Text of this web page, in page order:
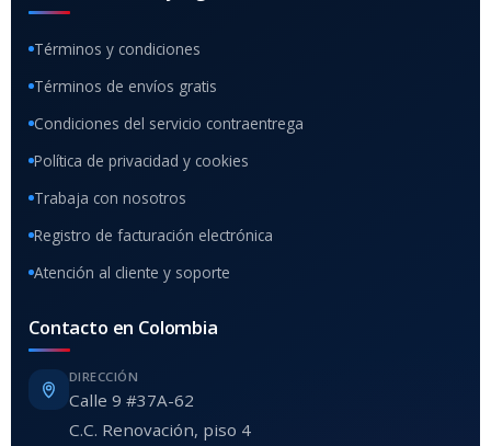
Términos y condiciones
Términos de envíos gratis
Condiciones del servicio contraentrega
Política de privacidad y cookies
Trabaja con nosotros
Registro de facturación electrónica
Atención al cliente y soporte
Contacto en Colombia
DIRECCIÓN
Calle 9 #37A-62
C.C. Renovación, piso 4